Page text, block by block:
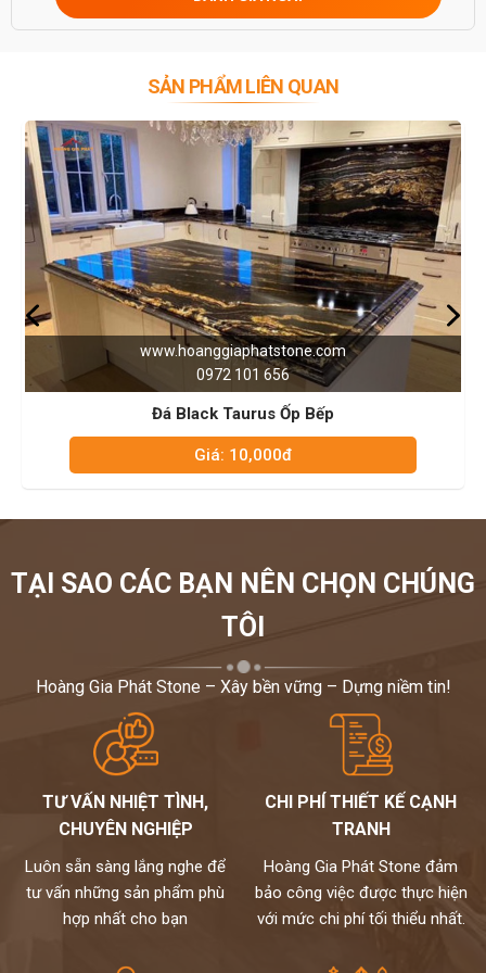
0946916986
SẢN PHẨM LIÊN QUAN
TẠI SAO CÁC BẠN NÊN CHỌN CHÚNG
TÔI
Hoàng Gia Phát Stone – Xây bền vững – Dựng niềm tin!
TƯ VẤN NHIỆT TÌNH,
CHUYÊN NGHIỆP
Luôn sẵn sàng lắng nghe để
tư vấn những sản phẩm phù
hợp nhất cho bạn
CHI PHÍ THIẾT KẾ CẠNH
TRANH
Hoàng Gia Phát Stone đảm
bảo công việc được thực hiện
với mức chi phí tối thiểu nhất.